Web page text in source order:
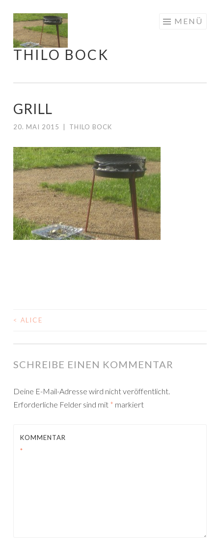
Springe
zum
Inhalt
THILO BOCK
MENÜ
GRILL
20. MAI 2015 THILO BOCK
BEITRAGS-
< ALICE
SCHREIBE EINEN KOMMENTAR
Deine E-Mail-Adresse wird nicht veröffentlicht.
Erforderliche Felder sind mit * markiert
KOMMENTAR
*